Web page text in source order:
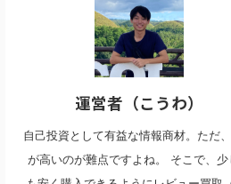
運営者（こうわ）
自己投資として有益な情報商材。ただ
が高いのが難点ですよね。 そこで、少